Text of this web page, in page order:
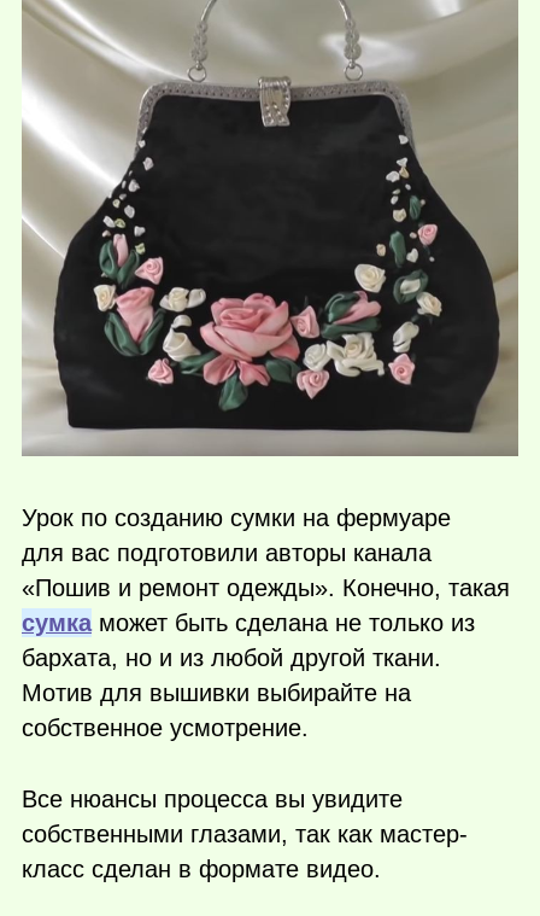
Урок по созданию сумки на фермуаре
для вас подготовили авторы канала
«Пошив и ремонт одежды». Конечно, такая
сумкаможет быть сделана не только из
бархата, но и из любой другой ткани.
Мотив для вышивки выбирайте на
собственное усмотрение.
Все нюансы процесса вы увидите
собственными глазами, так как мастер-
класс сделан в формате видео.